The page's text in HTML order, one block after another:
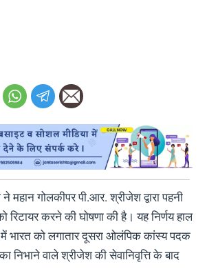
ने महान गोलकीपर पी.आर. श्रीजेश द्वारा पहनी
रिटायर करने की घोषणा की है। यह निर्णय हाल
भारत को लगातार दूसरा ओलंपिक कांस्य पदक
निभाने वाले श्रीजेश की सेवानिवृत्ति के बाद